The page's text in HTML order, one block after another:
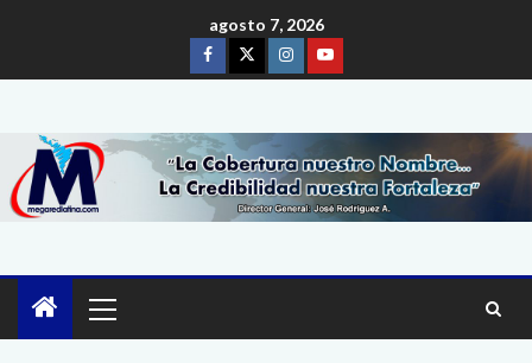
agosto 7, 2026